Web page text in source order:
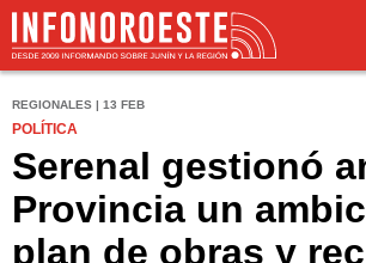
REGIONALES | 13 FEB
POLÍTICA
Serenal gestionó
Provincia un
plan de obras y